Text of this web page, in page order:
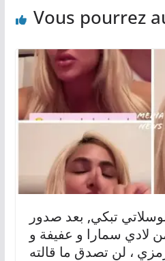
Vous pourrez
تبكي, بعد صدور
سمارا و عفيفة و
، لن تصدق ما قالته